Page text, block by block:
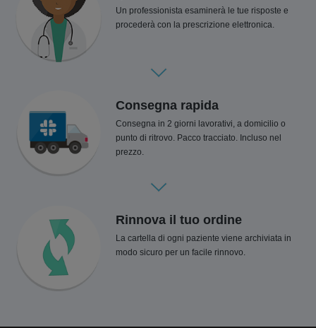
Un professionista esaminerà le tue risposte e
procederà con la prescrizione elettronica.
Consegna rapida
Consegna in 2 giorni lavorativi, a domicilio o
punto di ritrovo. Pacco tracciato. Incluso nel
prezzo.
Rinnova il tuo ordine
La cartella di ogni paziente viene archiviata in
modo sicuro per un facile rinnovo.